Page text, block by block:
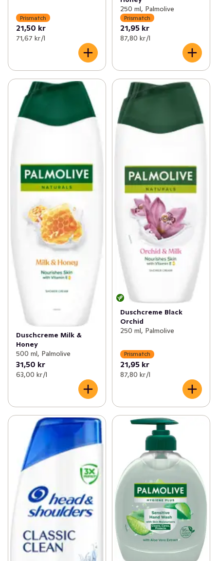
Prismatch
21,50 kr
71,67 kr /l
250 ml, Palmolive
Prismatch
21,95 kr
87,80 kr /l
Duschcreme Milk &
Honey
500 ml, Palmolive
31,50 kr
63,00 kr /l
Duschcreme Black
Orchid
250 ml, Palmolive
Prismatch
21,95 kr
87,80 kr /l